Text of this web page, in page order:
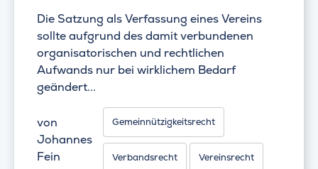
Die Satzung als Verfassung eines Vereins
sollte aufgrund des damit verbundenen
organisatorischen und rechtlichen
Aufwands nur bei wirklichem Bedarf
geändert...
von
Johannes
Fein
Gemeinnützigkeitsrecht
Verbandsrecht Vereinsrecht